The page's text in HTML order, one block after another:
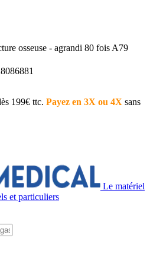
osseuse - agrandi 80 fois A79
199€ ttc. Payez en 3X ou 4X sans
Le matériel
et particuliers